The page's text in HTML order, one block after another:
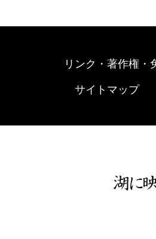
リンク・著作権・
サイトマップ